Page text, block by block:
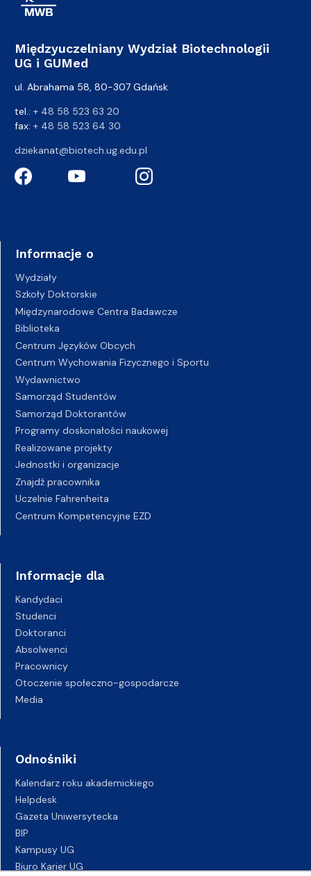
Międzyuczelniany Wydział Biotechnologii
UG i GUMed
ul. Abrahama 58, 80-307 Gdańsk
tel.: + 48 58 523 63 20
fax: + 48 58 523 64 30
dziekanat@biotech.ug.edu.pl
Informacje o
Wydziały
Szkoły Doktorskie
Międzynarodowe Centra Badawcze
Biblioteka
Centrum Języków Obcych
Centrum Wychowania Fizycznego i Sportu
Wydawnictwo
Samorząd Studentów
Samorząd Doktorantów
Programy doskonałości naukowej
Realizowane projekty
Jednostki i organizacje
Znajdź pracownika
Uczelnie Fahrenheita
Centrum Kompetencyjne EZD
Informacje dla
Kandydaci
Studenci
Doktoranci
Absolwenci
Pracownicy
Otoczenie społeczno-gospodarcze
Media
Odnośniki
Kalendarz roku akademickiego
Helpdesk
Gazeta Uniwersytecka
BIP
Kampusy UG
Biuro Karier UG